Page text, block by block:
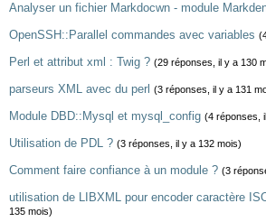
Analyser un fichier Markdocwn - module
OpenSSH::Parallel commandes avec variables
Perl et attribut xml : Twig ? (29 réponses, il y a 130
parseurs XML avec du perl (3 réponses, il y a 131
Module DBD::Mysql et mysql_config (4 réponses,
Utilisation de PDL ? (3 réponses, il y a 132 mois)
Comment faire confiance à un module ? (3
utilisation de LIBXML pour encoder caractère
135 mois)